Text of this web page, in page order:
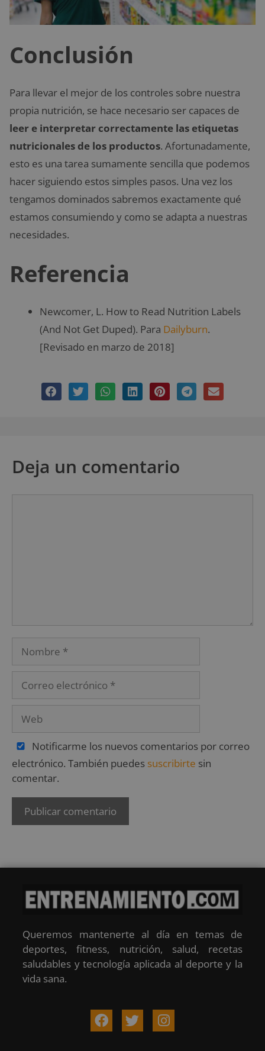
Conclusión
Para llevar el mejor de los controles sobre nuestra
propia nutrición, se hace necesario ser capaces de
leer e interpretar correctamente las etiquetas
nutricionales de los productos. Afortunadamente,
esto es una tarea sumamente sencilla que podemos
hacer siguiendo estos simples pasos. Una vez los
tengamos dominados sabremos exactamente qué
estamos consumiendo y como se adapta a nuestras
necesidades.
Referencia
Newcomer, L. How to Read Nutrition Labels
(And Not Get Duped). Para Dailyburn.
[Revisado en marzo de 2018]
Deja un comentario
Notificarme los nuevos comentarios por correo
electrónico. También puedes suscribirte sin
comentar.
Queremos mantenerte al día en temas de
deportes, fitness, nutrición, salud, recetas
saludables y tecnología aplicada al deporte y la
vida sana.